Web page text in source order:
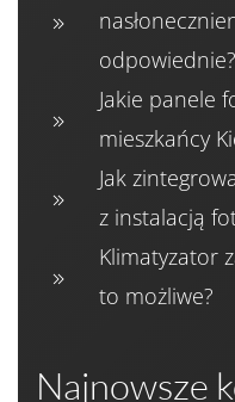
odpowiednie?
Jakie panele
mieszkańcy
Jak
z instalacją
Klimatyzator
to możliwe?
Najnowsze